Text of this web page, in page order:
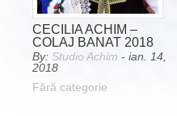
CECILIA ACHIM –
COLAJ BANAT 2018
By: Studio Achim - ian. 14,
2018
Fără categorie